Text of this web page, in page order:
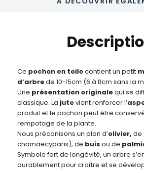
Ce pochon en toilecontient un petit
d’arbrede 10-15cm (6 à 8cm sans la
Une présentation originalequi se
classique. La jutevient renforcer l’
produit et le pochon peut être
rempotage de la plante.
Nous préconisons un plan d’olivier, de
chamaecyparis), de buis ou de
Symbole fort de longévité, un arbre
durablement pour croître et se